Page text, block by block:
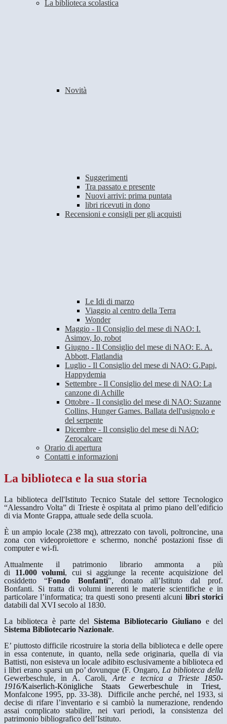
La biblioteca scolastica
Novità
Suggerimenti
Tra passato e presente
Nuovi arrivi: prima puntata
libri ricevuti in dono
Recensioni e consigli per gli acquisti
Le Idi di marzo
Viaggio al centro della Terra
Wonder
Maggio - Il Consiglio del mese di NAO: I.
Asimov, Io, robot
Giugno - Il Consiglio del mese di NAO: E. A.
Abbott, Flatlandia
Luglio - Il Consiglio del mese di NAO: G.Papi,
Happydemia
Settembre - Il Consiglio del mese di NAO: La
canzone di Achille
Ottobre - Il consiglio del mese di NAO: Suzanne
Collins, Hunger Games. Ballata dell'usignolo e
del serpente
Dicembre - Il consiglio del mese di NAO:
Zerocalcare
Orario di apertura
Contatti e informazioni
La biblioteca e la sua storia
La biblioteca dell'Istituto Tecnico Statale del settore Tecnologico
“Alessandro Volta” di Trieste è ospitata al primo piano dell’edificio
di via Monte Grappa, attuale sede della scuola.
È un ampio locale (238 mq), attrezzato con tavoli, poltroncine, una
zona con videoproiettore e schermo, nonché postazioni fisse di
computer e wi-fi.
Attualmente il patrimonio librario ammonta a più
di 11.000 volumi, cui si aggiunge la recente acquisizione del
cosiddetto “Fondo Bonfanti”, donato all’Istituto dal prof.
Bonfanti. Si tratta di volumi inerenti le materie scientifiche e in
particolare l’informatica; tra questi sono presenti alcuni libri storici
databili dal XVI secolo al 1830.
La biblioteca è parte del Sistema Bibliotecario Giuliano e del
Sistema Bibliotecario Nazionale.
E’ piuttosto difficile ricostruire la storia della biblioteca e delle opere
in essa contenute, in quanto, nella sede originaria, quella di via
Battisti, non esisteva un locale adibito esclusivamente a biblioteca ed
i libri erano sparsi un po’ dovunque (F. Ongaro, La biblioteca della
Gewerbeschule, in A. Caroli, Arte e tecnica a Trieste
1850-
1916/Kaiserlich-Königliche Staats Gewerbeschule in Triest,
Monfalcone 1995, pp. 33-38).
Difficile anche perché, nel 1933, si
decise di rifare l’inventario e si cambiò la numerazione, rendendo
assai complicato stabilire, nei vari periodi, la consistenza del
patrimonio bibliografico dell’Istituto.